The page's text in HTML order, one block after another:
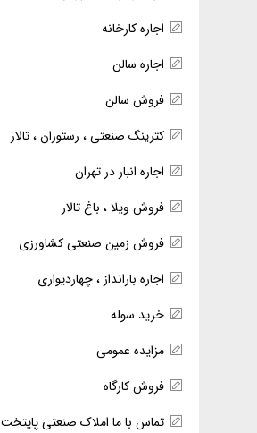
اجاره کارخانه
اجاره سالن
فروش سالن
کترینگ صنعتی ، رستوران ، تالار
اجاره انبار در تهران
فروش ویلا ، باغ تالار
فروش زمین صنعتی کشاورزی
اجاره بارانداز ، چهاردیواری
خرید سوله
مزایده عمومی
فروش کارگاه
تماس با ما املاک صنعتی پایتخت